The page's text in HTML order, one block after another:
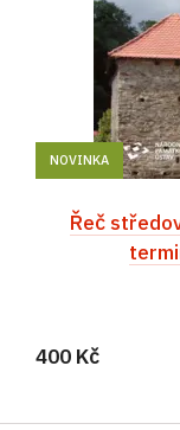
NOVINKA
Řeč
400 Kč